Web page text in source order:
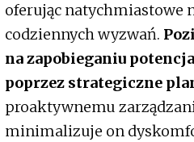
oferując natychmiastowe
codziennych wyzwań.
na zapobieganiu
poprzez strategiczne
proaktywnemu
minimalizuje on